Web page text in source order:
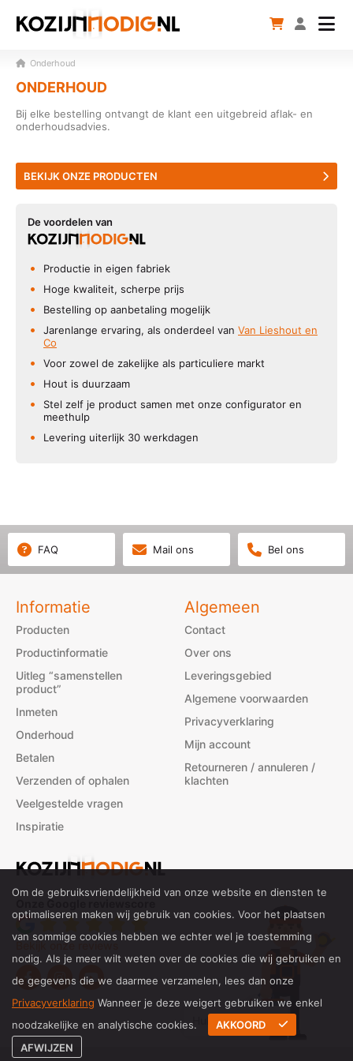
Onderhoud
ONDERHOUD
Bij elke bestelling ontvangt de klant een uitgebreid aflak- en
onderhoudsadvies.
BEKIJK ONZE PRODUCTEN
De voordelen van
Productie in eigen fabriek
Hoge kwaliteit, scherpe prijs
Bestelling op aanbetaling mogelijk
Jarenlange ervaring, als onderdeel van Van Lieshout en
Co
Voor zowel de zakelijke als particuliere markt
Hout is duurzaam
Stel zelf je product samen met onze configurator en
meethulp
Levering uiterlijk 30 werkdagen
FAQ Mail ons Bel ons
Informatie
Producten
Productinformatie
Uitleg “samenstellen
product”
Inmeten
Onderhoud
Betalen
Verzenden of ophalen
Veelgestelde vragen
Inspiratie
Algemeen
Contact
Over ons
Leveringsgebied
Algemene voorwaarden
Privacyverklaring
Mijn account
Retourneren / annuleren /
klachten
Bekijk onze reviews
Hulp bij inmeten?
Om de gebruiksvriendelijkheid van onze website en diensten te
optimaliseren maken wij gebruik van cookies. Voor het plaatsen
van sommige cookies hebben we echter wel je toestemming
nodig. Als je meer wilt weten over de cookies die wij gebruiken en
de gegevens die we daarmee verzamelen, lees dan onze
Privacyverklaring Wanneer je deze weigert gebruiken we enkel
noodzakelijke en analytische cookies.
AKKOORD
AFWIJZEN